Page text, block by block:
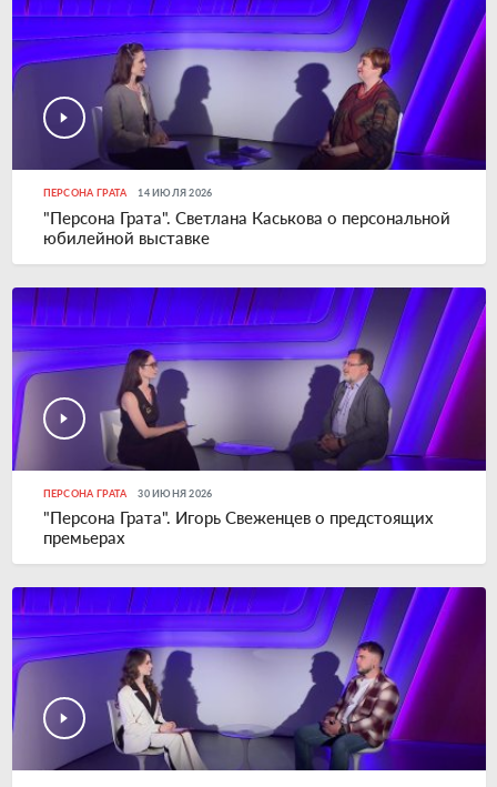
ПЕРСОНА ГРАТА 14 ИЮЛЯ 2026
"Персона Грата". Светлана Каськова о персональной
юбилейной выставке
ПЕРСОНА ГРАТА 30 ИЮНЯ 2026
"Персона Грата". Игорь Свеженцев о предстоящих
премьерах